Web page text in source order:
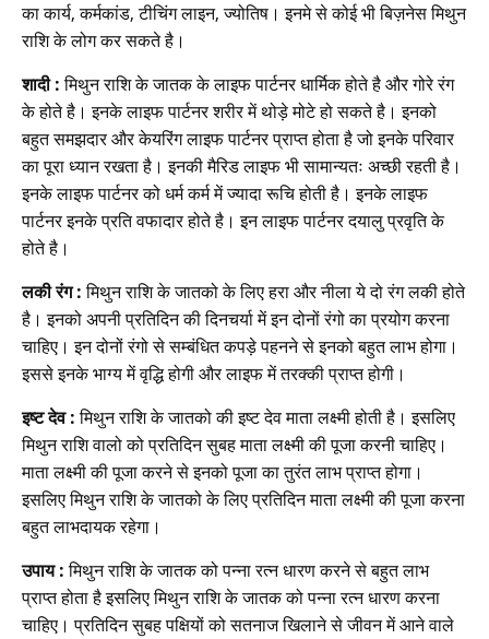
का कार्य, कर्मकांड, टीचिंग लाइन, ज्योतिष। इनमे से कोई भी बिज़नेस मिथुन
राशि के लोग कर सकते है।
शादी :मिथुन राशि के जातक के लाइफ पार्टनर धार्मिक होते है और गोरे रंग
के होते है। इनके लाइफ पार्टनर शरीर में थोड़े मोटे हो सकते है। इनको
बहुत समझदार और केयरिंग लाइफ पार्टनर प्राप्त होता है जो इनके परिवार
का पूरा ध्यान रखता है। इनकी मैरिड लाइफ भी सामान्यतः अच्छी रहती है।
इनके लाइफ पार्टनर को धर्म कर्म में ज्यादा रूचि होती है। इनके लाइफ
पार्टनर इनके प्रति वफादार होते है। इन लाइफ पार्टनर दयालु प्रवृति के
होते है।
लकी रंग :मिथुन राशि के जातको के लिए हरा और नीला ये दो रंग लकी होते
है। इनको अपनी प्रतिदिन की दिनचर्या में इन दोनों रंगो का प्रयोग करना
चाहिए। इन दोनों रंगो से सम्बंधित कपड़े पहनने से इनको बहुत लाभ होगा।
इससे इनके भाग्य में वृद्धि होगी और लाइफ में तरक्की प्राप्त होगी।
इष्ट देव :मिथुन राशि के जातको की इष्ट देव माता लक्ष्मी होती है। इसलिए
मिथुन राशि वालो को प्रतिदिन सुबह माता लक्ष्मी की पूजा करनी चाहिए।
माता लक्ष्मी की पूजा करने से इनको पूजा का तुरंत लाभ प्राप्त होगा।
इसलिए मिथुन राशि के जातको के लिए प्रतिदिन माता लक्ष्मी की पूजा करना
बहुत लाभदायक रहेगा।
उपाय :मिथुन राशि के जातक को पन्ना रत्न धारण करने से बहुत लाभ
प्राप्त होता है इसलिए मिथुन राशि के जातक को पन्ना रत्न धारण करना
चाहिए। प्रतिदिन सुबह पक्षियों को सतनाज खिलाने से जीवन में आने वाले